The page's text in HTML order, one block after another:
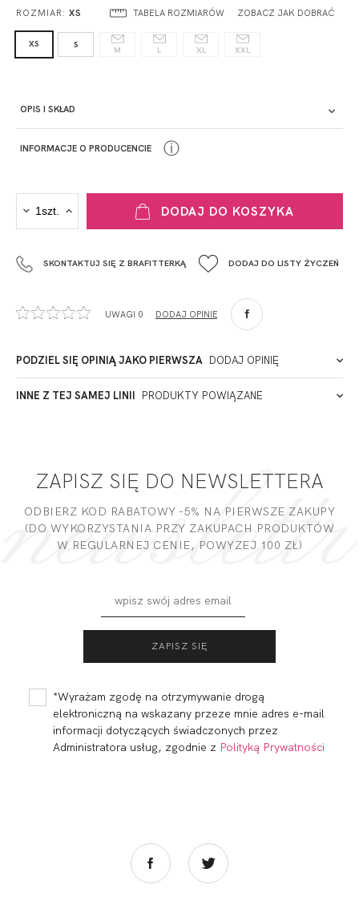
ROZMIAR: XS TABELA ROZMIARÓW ZOBACZ JAK DOBRAĆ
XS S
M L XL XXL
OPIS I SKŁAD
INFORMACJE O PRODUCENCIE
Fashiontex Group Sp.z o.o. Spółka komandytowa
+48 42 719 43 15
90-057
Polska
ADRES PUNKTU KONTAKTOWEGO
ⓘ
DODAJ DO KOSZYKA
SKONTAKTUJ SIĘ Z BRAFITTERKĄ DODAJ DO LISTY ŻYCZEŃ
UWAGI 0 DODAJ OPINIĘ
PODZIEL SIĘ OPINIĄ JAKO PIERWSZA DODAJ OPINIĘ
Miałeś już kontakt z naszym produktem? Zostaw opinię
INNE Z TEJ SAMEJ LINII PRODUKTY POWIĄZANE
139,80 41,88 zł
CLASS BIEL
208,01
ZAPISZ SIĘ DO NEWSLETTERA
ODBIERZ KOD RABATOWY -5% NA PIERWSZE ZAKUPY
(DO WYKORZYSTANIA PRZY ZAKUPACH PRODUKTÓW
W REGULARNEJ CENIE, POWYZEJ 100 ZŁ)
*Wyrażam zgodę na otrzymywanie drogą
elektroniczną na wskazany przeze mnie adres e-mail
informacji dotyczących świadczonych przez
Administratora usług, zgodnie z Polityką Prywatności